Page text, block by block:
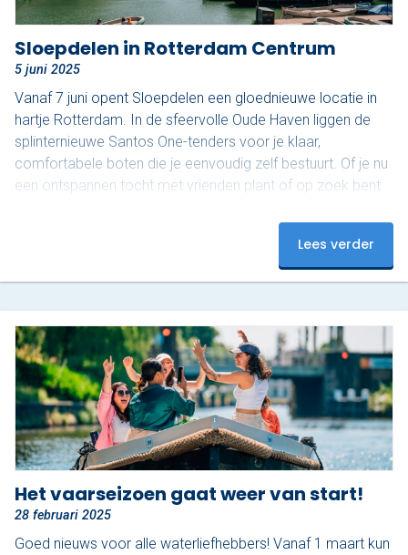
Sloepdelen in Rotterdam Centrum
5 juni 2025
Vanaf 7 juni opent Sloepdelen een gloednieuwe locatie in
hartje Rotterdam. In de sfeervolle Oude Haven liggen de
splinternieuwe Santos One-tenders voor je klaar,
comfortabele boten die je eenvoudig zelf bestuurt. Of je nu
een ontspannen tocht met vrienden plant of op zoek bent
boten bieden alle vrijheid. Vanaf het water zie je Rotterdam
van haar mooiste kant. In twee uur vaar je een prachtige
Lees verder
Het vaarseizoen gaat weer van start!
28 februari 2025
Goed nieuws voor alle waterliefhebbers! Vanaf 1 maart kun